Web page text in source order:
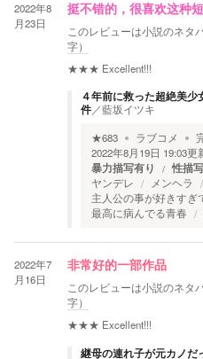
2022年8
月23日
挺不错的，很喜欢这种
このレビューは小説のネタ
字）
★★★ Excellent!!!
４年前に救った超絶美
件／藍坂イツキ
★683 ラブコメ
2022年8月19日 19:03更
暴力描写有り 性描
ヤンデレ メンヘラ
主人公の事が好きすぎ
最高に病んでる青春
2022年7
月16日
非常好的一部作品
このレビューは小説のネタ
字）
★★★ Excellent!!!
継母の連れ子が元カノだ